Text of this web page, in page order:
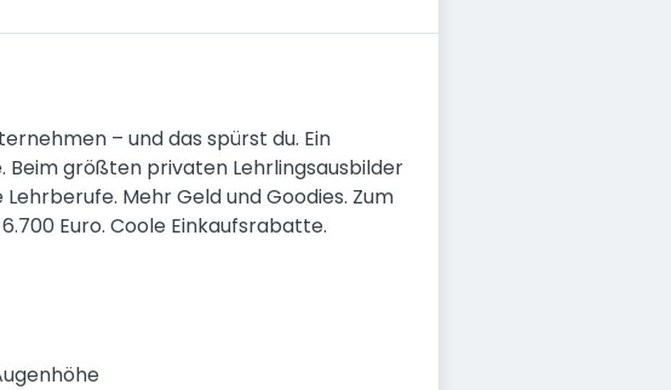
– und das spürst du. Ein
größten privaten Lehrlingsausbilder
Mehr Geld und Goodies. Zum
Euro. Coole Einkaufsrabatte.